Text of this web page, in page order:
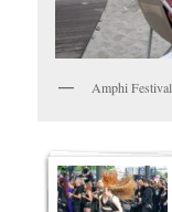
Amphi Festival